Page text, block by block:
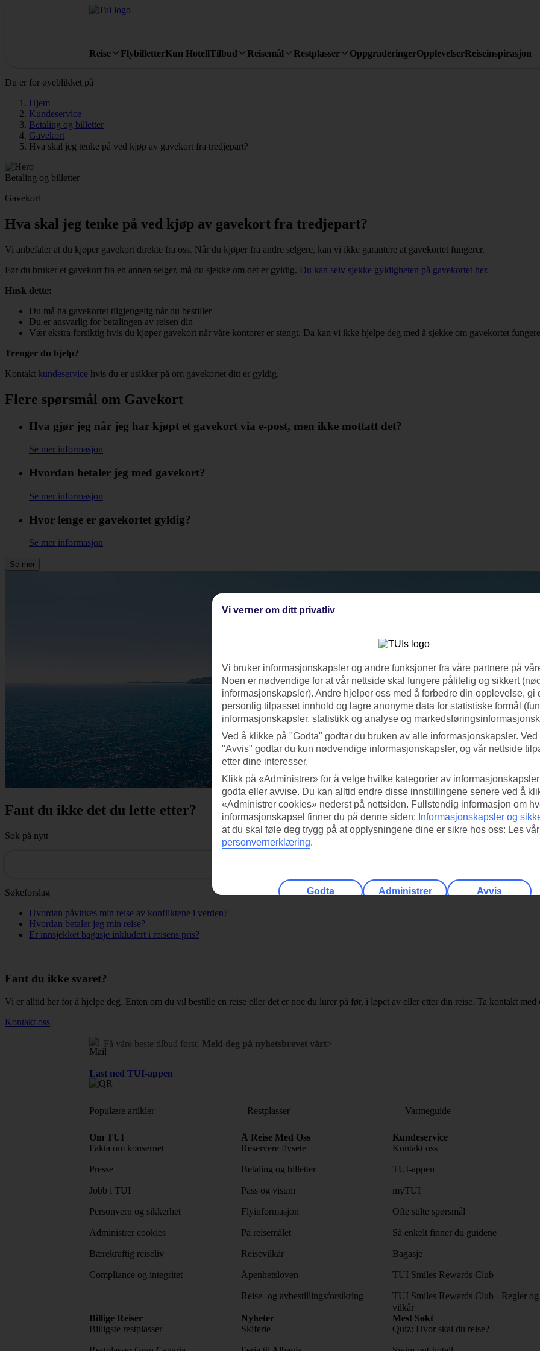
Reise FlybilletterKun HotellTilbud Reisemål Restplasser OppgraderingerOpplevelserReiseinspirasjon
Du er for øyeblikket på
Hjem
Kundeservice
Betaling og billetter
Gavekort
Hva skal jeg tenke på ved kjøp av gavekort fra tredjepart?
Betaling og billetter
Gavekort
Hva skal jeg tenke på ved kjøp av gavekort fra tredjepart?
Vi anbefaler at du kjøper gavekort direkte fra oss. Når du kjøper fra andre selgere, kan vi ikke garantere at gavekortet fungerer.
Før du bruker et gavekort fra en annen selger, må du sjekke om det er gyldig. Du kan selv sjekke gyldigheten på gavekortet her.
Husk dette:
Du må ha gavekortet tilgjengelig når du bestiller
Du er ansvarlig for betalingen av reisen din
Vær ekstra forsiktig hvis du kjøper gavekort når våre kontorer er stengt. Da kan vi ikke hjelpe deg med å sjekke om gavekortet
Trenger du hjelp?
Kontakt kundeservice hvis du er usikker på om gavekortet ditt er gyldig.
Flere spørsmål om Gavekort
Hva gjør jeg når jeg har kjøpt et gavekort via e-post, men ikke mottatt det?
Se mer informasjon
Hvordan betaler jeg med gavekort?
Se mer informasjon
Hvor lenge er gavekortet gyldig?
Se mer informasjon
Se mer
Fant du ikke det du lette etter?
Søk på nytt
Søkeforslag
Hvordan påvirkes min reise av konfliktene i verden?
Hvordan betaler jeg min reise?
Er innsjekket bagasje inkludert i reisens pris?
Fant du ikke svaret?
Vi er alltid her for å hjelpe deg. Enten om du vil bestille en reise eller det er noe du lurer på før, i løpet av eller etter din reise. Ta kontakt med
Kontakt oss
Få våre beste tilbud først. Meld deg på nyhetsbrevet vårt>
Last ned TUI-appen
Populære artikler Restplasser Varmeguide
Om TUI
Fakta om konsernet
Presse
Jobb i TUI
Personvern og sikkerhet
Administrer cookies
Bærekraftig reiseliv
Compliance og integritet
Å Reise Med Oss
Reservere flysete
Betaling og billetter
Pass og visum
Flyinformasjon
På reisemålet
Reisevilkår
Åpenhetsloven
Reise- og avbestillingsforsikring
Kundeservice
Kontakt oss
TUI-appen
myTUI
Ofte stilte spørsmål
Så enkelt finner du guidene
Bagasje
TUI Smiles Rewards Club
TUI Smiles Rewards Club - Regler og
vilkår
Billige Reiser
Billigste restplasser
Nyheter
Skiferie
Mest Søkt
Quiz: Hvor skal du reise?
Vi verner om ditt privatliv
Vi bruker informasjonskapsler og andre funksjoner fra våre partnere på
Noen er nødvendige for at vår nettside skal fungere pålitelig og sikkert
informasjonskapsler). Andre hjelper oss med å forbedre din opplevelse, gi
personlig tilpasset innhold og lagre anonyme data for statistiske formål
informasjonskapsler, statistikk og analyse og
Ved å klikke på "Godta" godtar du bruken av alle informasjonskapsler.
"Avvis" godtar du kun nødvendige informasjonskapsler, og vår nettside
etter dine interesser.
Klikk på «Administrer» for å velge hvilke kategorier av
godta eller avvise. Du kan alltid endre disse innstillingene senere ved å
«Administrer cookies» nederst på nettsiden. Fullstendig informasjon om
informasjonskapsel finner du på denne siden: Informasjonskapsler og
at du skal føle deg trygg på at opplysningene dine er sikre hos oss: Les vår
personvernerklæring.
Godta Administrer Avvis